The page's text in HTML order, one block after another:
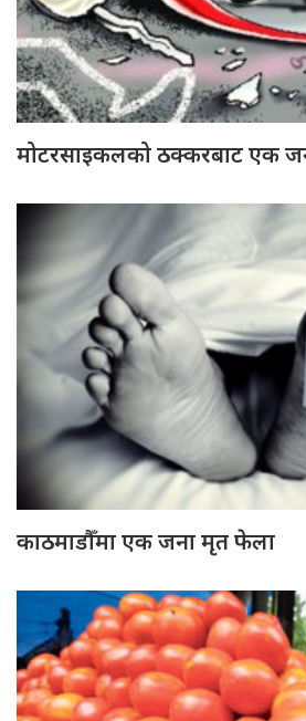
मोटरसाइकलको ठक्करबाट एक
काठमाडौँमा एक जना मृत फेला